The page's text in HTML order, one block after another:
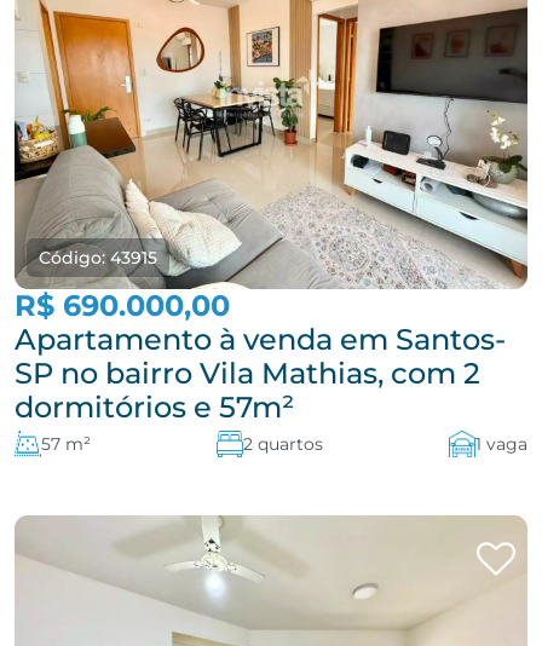
Código: 43915
R$ 690.000,00
Apartamento à venda em Santos-
SP no bairro Vila Mathias, com 2
dormitórios e 57m²
57 m² 2 quartos 1 vaga